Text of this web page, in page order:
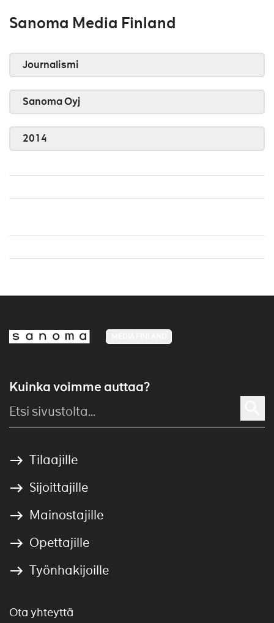
Sanoma Media Finland
Journalismi
Sanoma Oyj
2014
Kuinka voimme auttaa?
Tilaajille
Sijoittajille
Mainostajille
Opettajille
Työnhakijoille
Ota yhteyttä